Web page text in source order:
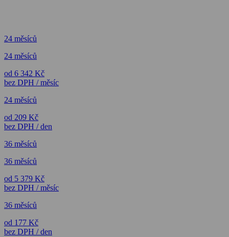
24 měsíců
24 měsíců
od 6 342 Kč
bez DPH / měsíc
24 měsíců
od 209 Kč
bez DPH / den
36 měsíců
36 měsíců
od 5 379 Kč
bez DPH / měsíc
36 měsíců
od 177 Kč
bez DPH / den